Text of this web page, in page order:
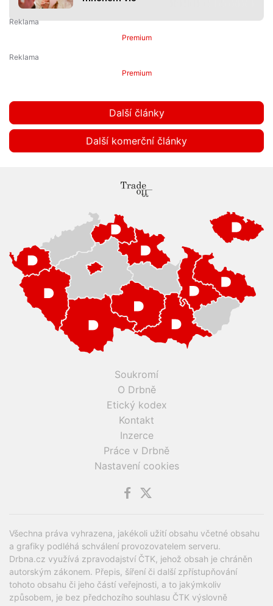
Premium
Premium
Další články
Další komerční články
Soukromí
O Drbně
Etický kodex
Kontakt
Inzerce
Práce v Drbně
Nastavení cookies
Všechna práva vyhrazena, jakékoli užití obsahu včetné obsahu
a grafiky podléhá schválení provozovatelem serveru.
Drbna.cz využívá zpravodajství ČTK, jehož obsah je chráněn
autorským zákonem. Přepis, šíření či další zpřístupňování
tohoto obsahu či jeho částí veřejnosti, a to jakýmkoliv
způsobem, je bez předchozího souhlasu ČTK výslovně